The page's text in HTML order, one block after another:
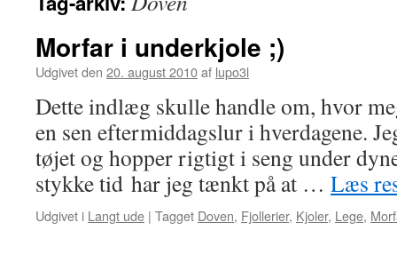
Morfar i underkjole ;)
Udgivet den 20. august 2010af lupo3l
Dette indlæg skulle handle om, hvor
en sen eftermiddagslur i hverdagene.
tøjet og hopper rigtigt i seng under
stykke tid har jeg tænkt på at … Læs
Udgivet i Langt ude | Tagget Doven, Fjollerier, Kjoler, Lege,